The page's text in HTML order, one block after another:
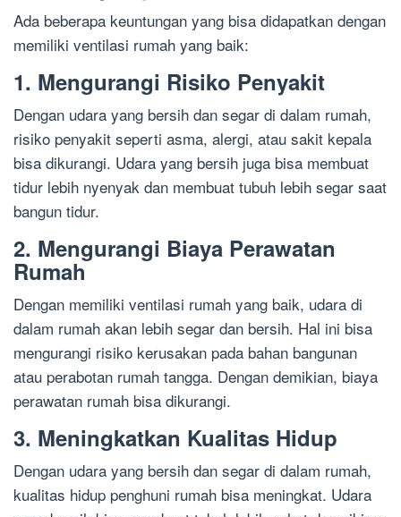
Ada beberapa keuntungan yang bisa didapatkan dengan
memiliki ventilasi rumah yang baik:
1. Mengurangi Risiko Penyakit
Dengan udara yang bersih dan segar di dalam rumah,
risiko penyakit seperti asma, alergi, atau sakit kepala
bisa dikurangi. Udara yang bersih juga bisa membuat
tidur lebih nyenyak dan membuat tubuh lebih segar saat
bangun tidur.
2. Mengurangi Biaya Perawatan
Rumah
Dengan memiliki ventilasi rumah yang baik, udara di
dalam rumah akan lebih segar dan bersih. Hal ini bisa
mengurangi risiko kerusakan pada bahan bangunan
atau perabotan rumah tangga. Dengan demikian, biaya
perawatan rumah bisa dikurangi.
3. Meningkatkan Kualitas Hidup
Dengan udara yang bersih dan segar di dalam rumah,
kualitas hidup penghuni rumah bisa meningkat. Udara